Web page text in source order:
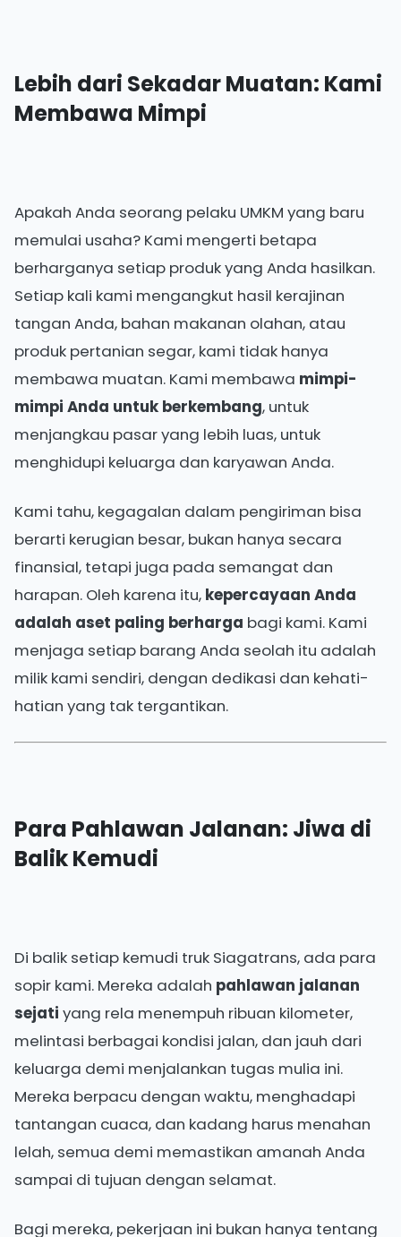
Lebih dari Sekadar Muatan: Kami
Membawa Mimpi
Apakah Anda seorang pelaku UMKM yang baru
memulai usaha? Kami mengerti betapa
berharganya setiap produk yang Anda hasilkan.
Setiap kali kami mengangkut hasil kerajinan
tangan Anda, bahan makanan olahan, atau
produk pertanian segar, kami tidak hanya
membawa muatan. Kami membawa mimpi-
mimpi Anda untuk berkembang, untuk
menjangkau pasar yang lebih luas, untuk
menghidupi keluarga dan karyawan Anda.
Kami tahu, kegagalan dalam pengiriman bisa
berarti kerugian besar, bukan hanya secara
finansial, tetapi juga pada semangat dan
harapan. Oleh karena itu, kepercayaan Anda
adalah aset paling berharga bagi kami. Kami
menjaga setiap barang Anda seolah itu adalah
milik kami sendiri, dengan dedikasi dan kehati-
hatian yang tak tergantikan.
Para Pahlawan Jalanan: Jiwa di
Balik Kemudi
Di balik setiap kemudi truk Siagatrans, ada para
sopir kami. Mereka adalah pahlawan jalanan
sejati yang rela menempuh ribuan kilometer,
melintasi berbagai kondisi jalan, dan jauh dari
keluarga demi menjalankan tugas mulia ini.
Mereka berpacu dengan waktu, menghadapi
tantangan cuaca, dan kadang harus menahan
lelah, semua demi memastikan amanah Anda
sampai di tujuan dengan selamat.
Bagi mereka, pekerjaan ini bukan hanya tentang